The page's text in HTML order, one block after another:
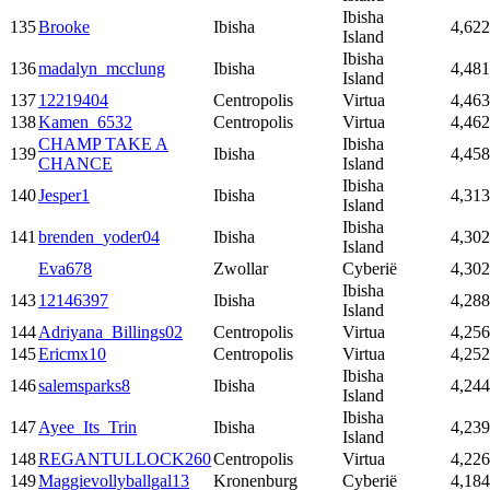
135Brooke Ibisha
Ibisha
Island
136madalyn_mcclung Ibisha
Ibisha
Island
13712219404 Centropolis Virtua
138Kamen_6532 Centropolis Virtua
139
CHAMP TAKE A
CHANCE
Ibisha
Ibisha
Island
140Jesper1 Ibisha
Ibisha
Island
141brenden_yoder04 Ibisha
Ibisha
Island
Eva678
Zwollar Cyberië
14312146397 Ibisha
Ibisha
Island
144Adriyana_Billings02 Centropolis Virtua
145Ericmx10 Centropolis Virtua
146salemsparks8 Ibisha
Ibisha
Island
147Ayee_Its_Trin Ibisha
Ibisha
Island
148REGANTULLOCK260Centropolis Virtua
149Maggievollyballgal13 Kronenburg Cyberië